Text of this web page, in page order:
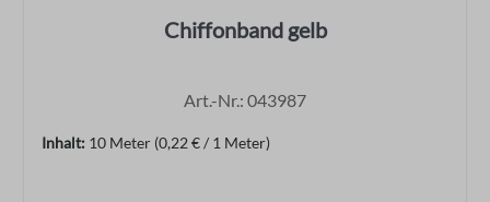
Chiffonband gelb
Art.-Nr.: 043987
Inhalt: 10 Meter (0,22 € / 1 Meter)